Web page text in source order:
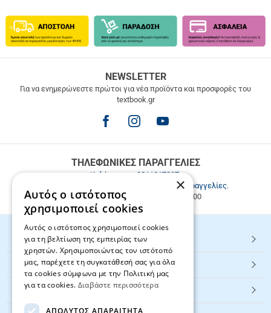
ΜΕΤΑΦΟΡΙΚΑ
άνω
NEWSLETTER
Για να ενημερώνεστε πρώτοι για νέα προϊόντα και προσφορές του
textbook.gr
ΤΗΛΕΦΩΝΙΚΕΣ ΠΑΡΑΓΓΕΛΙΕΣ
Καλέστε μας2811217297.
Εξυπηρέτηση πελατών & τηλεφωνικές παραγγελίες.
Δευ. - Παρ. 9:00-17:00, Σάβ. 9:00-15:00
HOT ΚΑΤΗΓΟΡΙΕΣ
ΕΞΥΠΗΡΕΤΗΣΗ ΠΕΛΑΤΩΝ
Textbook.gr
×
Αυτός ο ιστότοπος
χρησιμοποιεί cookies
Αυτός ο ιστότοπος χρησιμοποιεί cookies
για τη βελτίωση της εμπειρίας των
χρηστών. Χρησιμοποιώντας τον ιστότοπό
μας, παρέχετε τη συγκατάθεσή σας για όλα
τα cookies σύμφωνα με την Πολιτική μας
για τα cookies. Διαβάστε περισσότερα
ΑΠΟΛΎΤΩΣ ΑΠΑΡΑΊΤΗΤΑ